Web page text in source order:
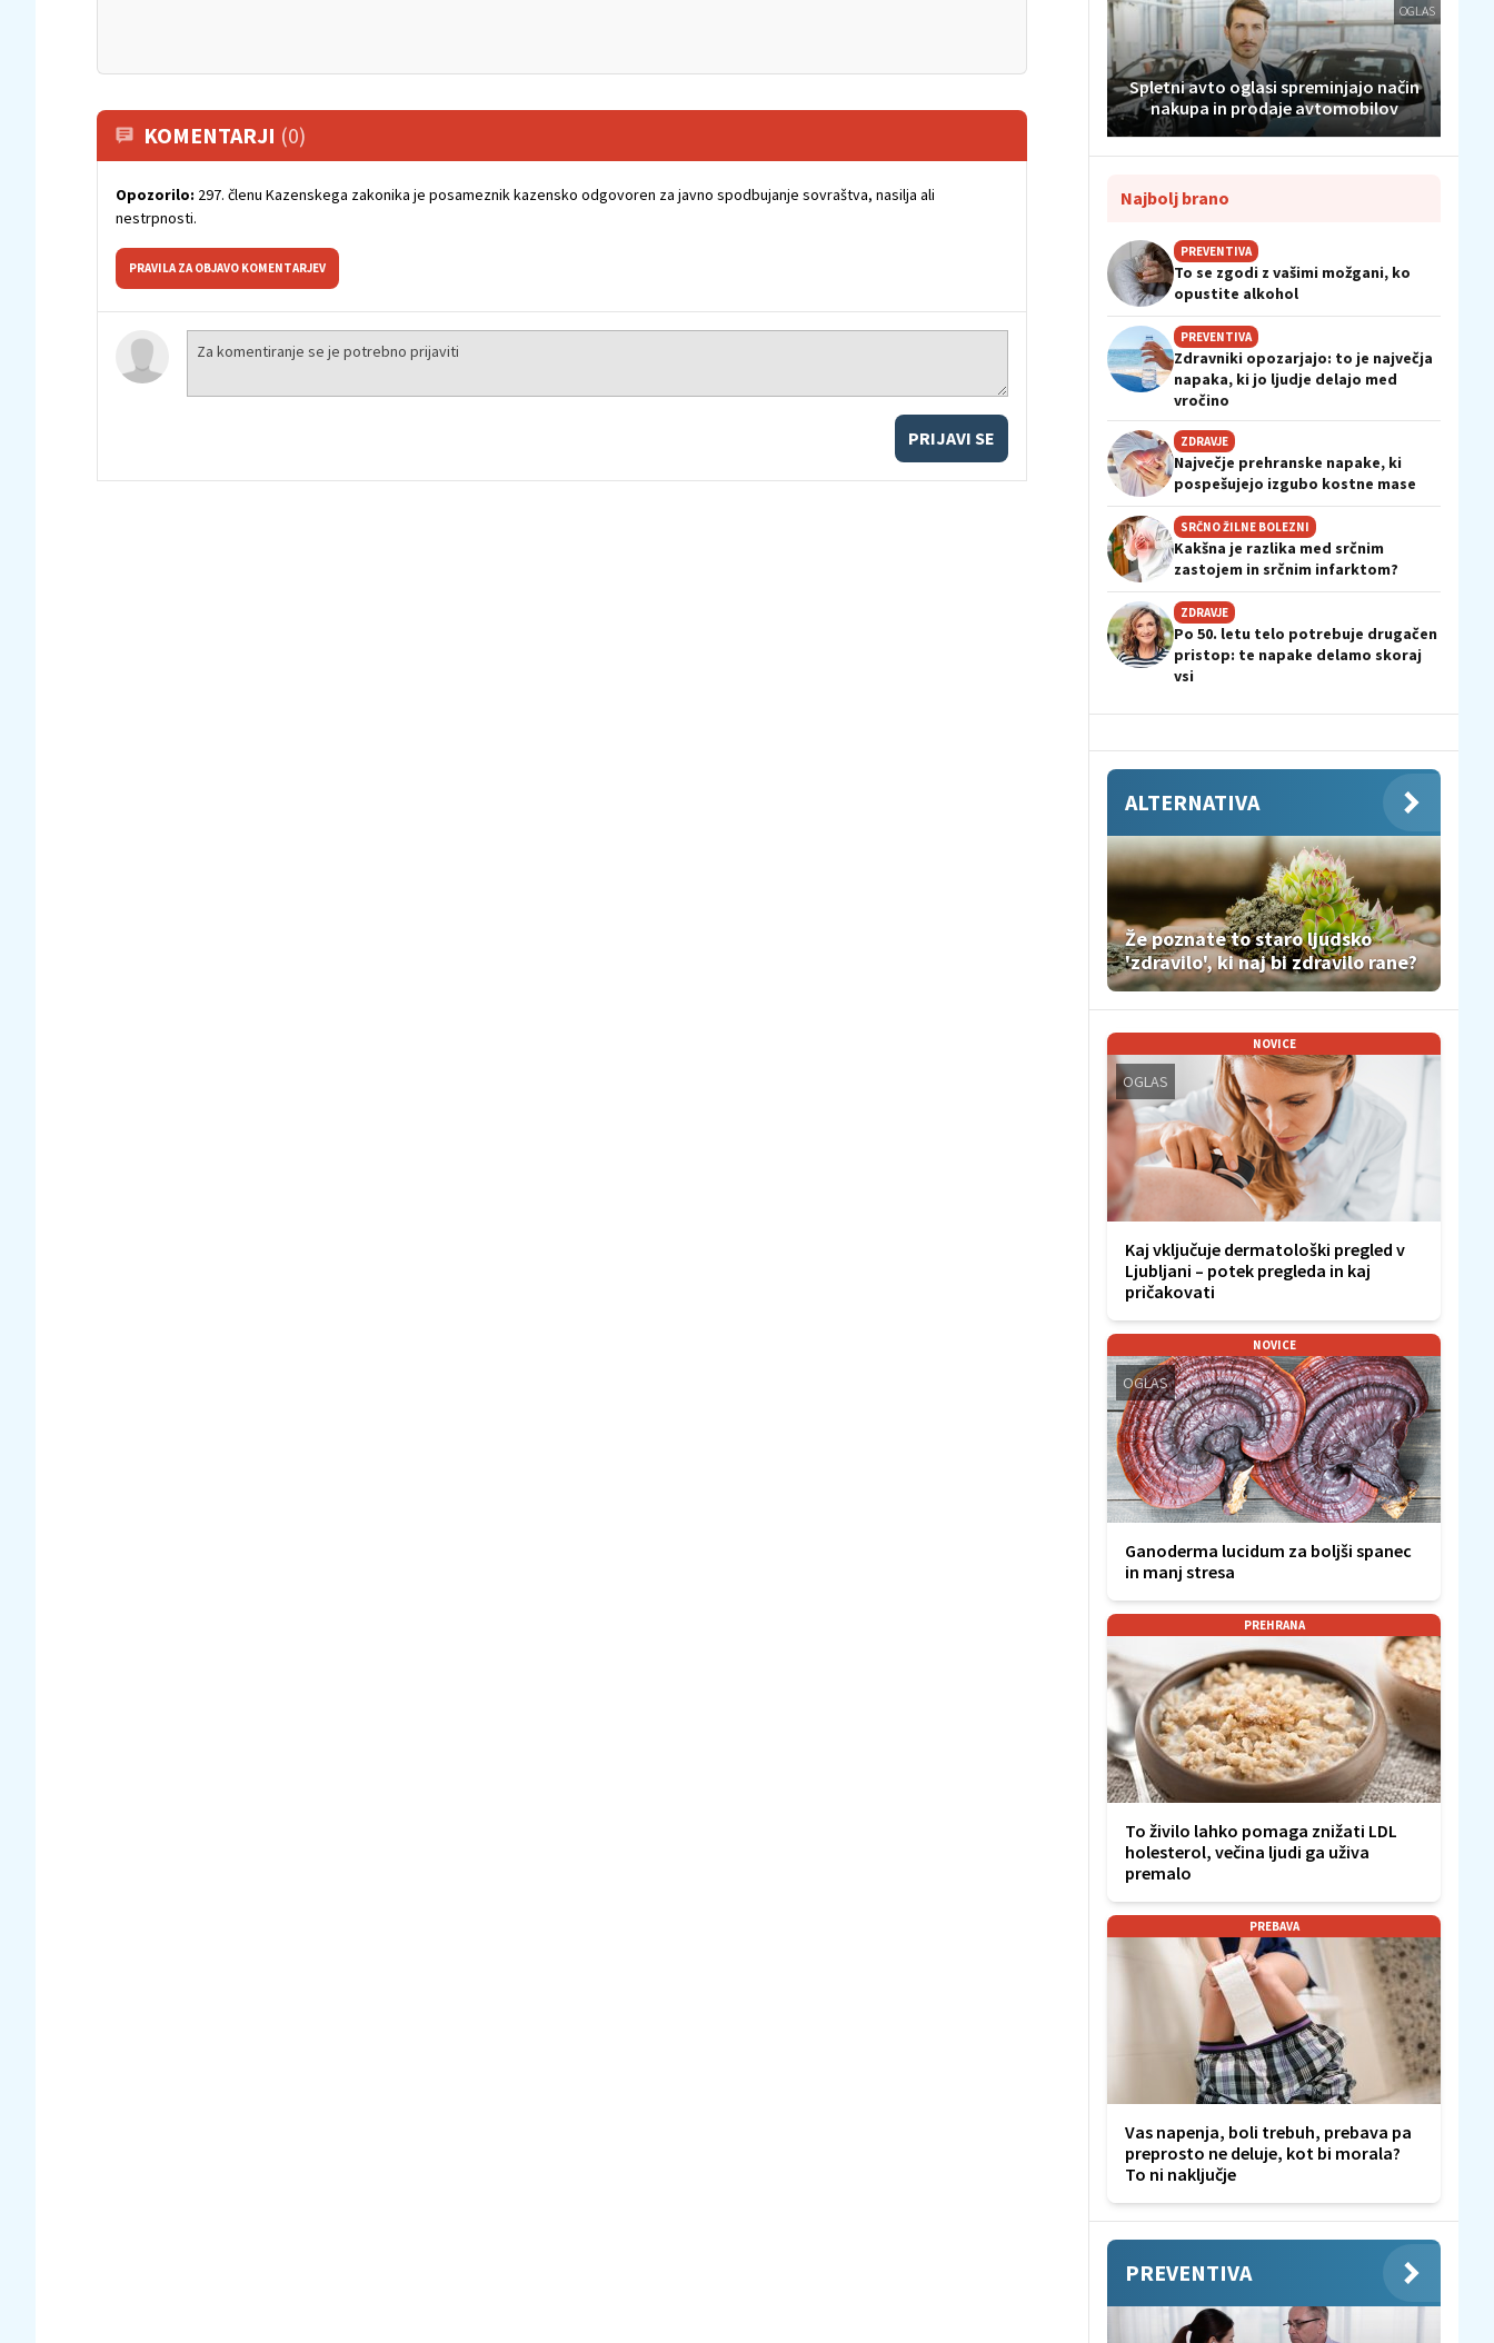
KOMENTARJI (0)
Opozorilo: 297. členu Kazenskega zakonika je posameznik kazensko odgovoren za javno spodbujanje sovraštva, nasilja ali
nestrpnosti.
PRAVILA ZA OBJAVO KOMENTARJEV
PRIJAVI SE
OGLAS
Spletni avto oglasi spreminjajo način
nakupa in prodaje avtomobilov
Najbolj brano
PREVENTIVA
To se zgodi z vašimi možgani, ko
opustite alkohol
PREVENTIVA
Zdravniki opozarjajo: to je največja
napaka, ki jo ljudje delajo med
vročino
ZDRAVJE
Največje prehranske napake, ki
pospešujejo izgubo kostne mase
SRČNO ŽILNE BOLEZNI
Kakšna je razlika med srčnim
zastojem in srčnim infarktom?
ZDRAVJE
Po 50. letu telo potrebuje drugačen
pristop: te napake delamo skoraj
vsi
ALTERNATIVA
Že poznate to staro ljudsko
'zdravilo', ki naj bi zdravilo rane?
NOVICE
OGLAS
Kaj vključuje dermatološki pregled v
Ljubljani – potek pregleda in kaj
pričakovati
NOVICE
OGLAS
Ganoderma lucidum za boljši spanec
in manj stresa
PREHRANA
To živilo lahko pomaga znižati LDL
holesterol, večina ljudi ga uživa
premalo
PREBAVA
Vas napenja, boli trebuh, prebava pa
preprosto ne deluje, kot bi morala?
To ni naključje
PREVENTIVA